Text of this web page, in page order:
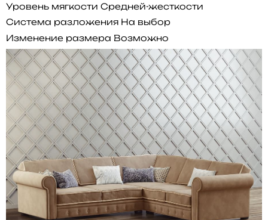
Уровень мягкости Средней-жесткости
Система разложения На выбор
Изменение размера Возможно